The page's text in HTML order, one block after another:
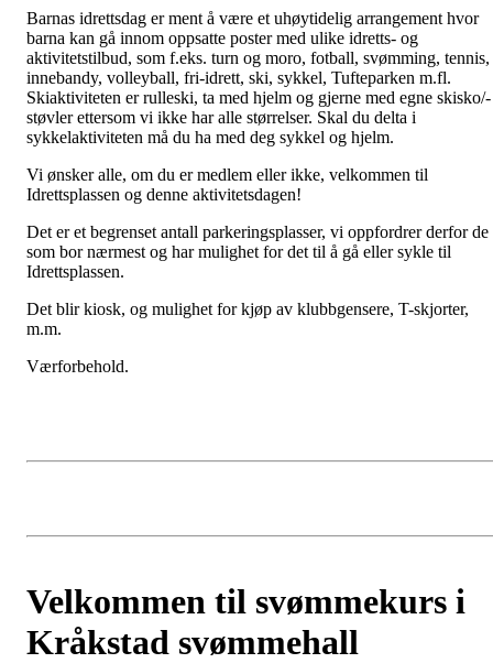
Barnas idrettsdag er ment å være et uhøytidelig arrangement hvor
barna kan gå innom oppsatte poster med ulike idretts- og
aktivitetstilbud, som f.eks. turn og moro, fotball, svømming, tennis,
innebandy, volleyball, fri-idrett, ski, sykkel, Tufteparken m.fl.
Skiaktiviteten er rulleski, ta med hjelm og gjerne med egne skisko/-
støvler ettersom vi ikke har alle størrelser. Skal du delta i
sykkelaktiviteten må du ha med deg sykkel og hjelm.
Vi ønsker alle, om du er medlem eller ikke, velkommen til
Idrettsplassen og denne aktivitetsdagen!
Det er et begrenset antall parkeringsplasser, vi oppfordrer derfor de
som bor nærmest og har mulighet for det til å gå eller sykle til
Idrettsplassen.
Det blir kiosk, og mulighet for kjøp av klubbgensere, T-skjorter,
m.m.
Værforbehold.
Velkommen til svømmekurs i
Kråkstad svømmehall